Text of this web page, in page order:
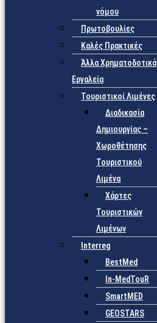
νόμου
Πρωτοβουλίες
Καλές Πρακτικές
Άλλα Χρηματοδοτικά
Εργαλεία
Τουριστικοί Λιμένες
Διαδικασία
Δημιουργίας –
Χωροθέτησης
Τουριστικού
Λιμένα
Χάρτες
Τουριστικών
Λιμένων
Interreg
BestMed
In-MedTouR
SmartMED
GEOSTARS